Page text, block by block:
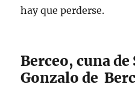
hay que perderse.
Berceo, cuna
Gonzalo de